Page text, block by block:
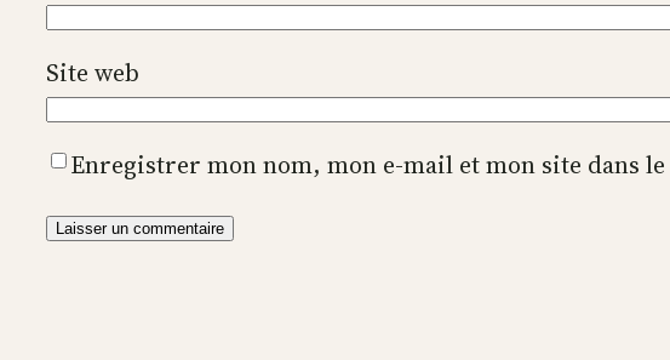
Site web
Enregistrer mon nom, mon e-mail et mon site dans